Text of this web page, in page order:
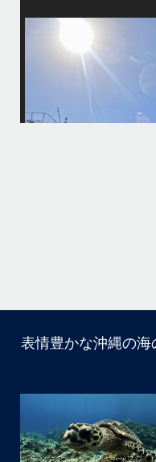
たくさんのご利用
BBQにジェットスキー、バ
ど…勇海号を拠点
海も荒れずにいい天
また来年もリピ
10月前半ク
たくさんのご利用
BBQにジェットスキー
ングなどなど…勇海
海も荒れずにいい天
表情豊かな沖縄の